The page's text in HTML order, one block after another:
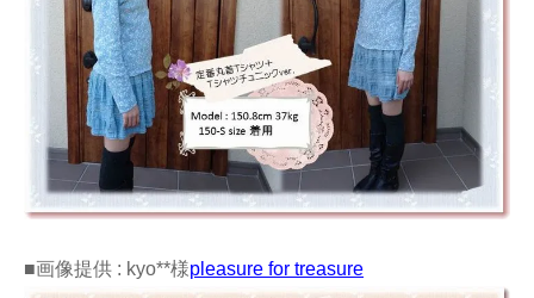
■画像提供 : kyo**様pleasure for treasure